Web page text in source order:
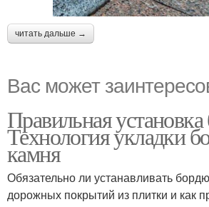
читать дальше →
Вас может
Правильная
Технология укладки
камня
Обязательно ли устанавливать
дорожных покрытий из плитки и как